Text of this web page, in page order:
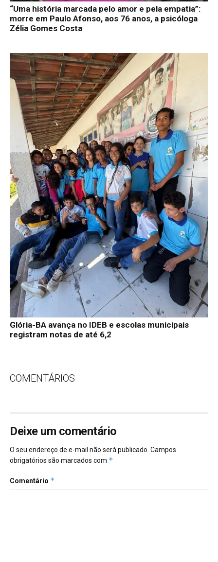
“Uma história marcada pelo amor e pela empatia”:
morre em Paulo Afonso, aos 76 anos, a psicóloga
Zélia Gomes Costa
Glória-BA avança no IDEB e escolas municipais
registram notas de até 6,2
COMENTÁRIOS
Deixe um comentário
O seu endereço de e-mail não será publicado. Campos
obrigatórios são marcados com *
Comentário *